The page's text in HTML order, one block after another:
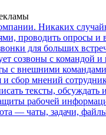
Никаких
проводить опросы и
для больших
созвоны с командой и
с внешними
сбор мнений
тексты, обсуждать
рабочей
— чаты, задачи,